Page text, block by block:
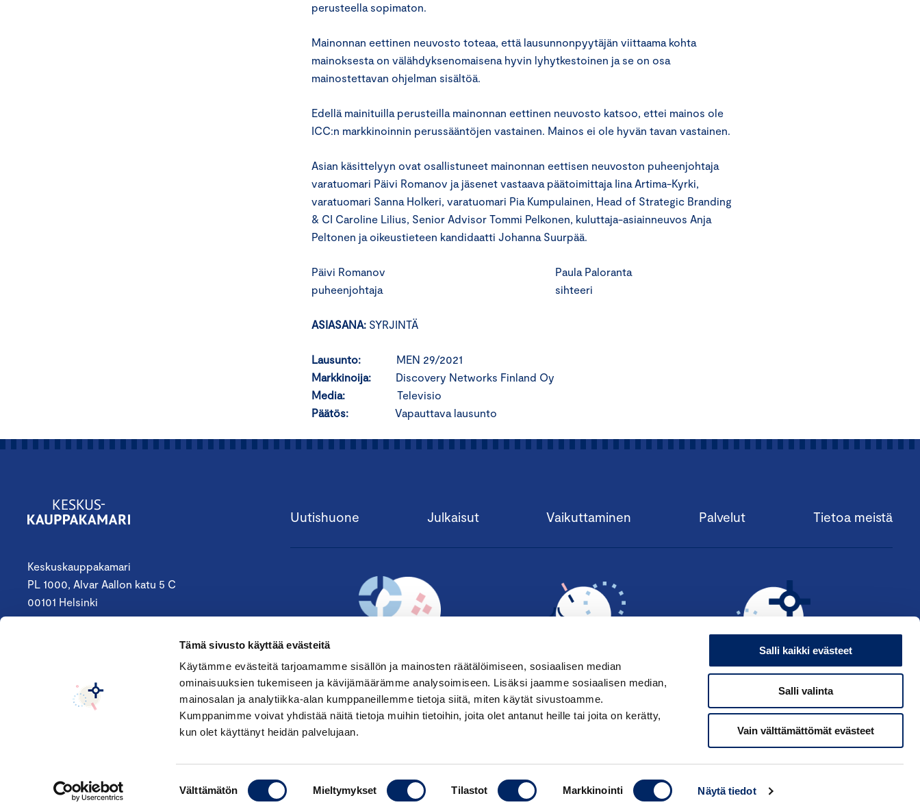
Tämä sivusto käyttää evästeitä
Käytämme evästeitä tarjoamamme sisällön ja mainosten räätälöimiseen, sosiaalisen median
ominaisuuksien tukemiseen ja kävijämäärämme analysoimiseen. Lisäksi jaamme sosiaalisen median,
mainosalan ja analytiikka-alan kumppaneillemme tietoja siitä, miten käytät sivustoamme.
Kumppanimme voivat yhdistää näitä tietoja muihin tietoihin, joita olet antanut heille tai joita on kerätty,
kun olet käyttänyt heidän palvelujaan.
Välttämätön Mieltymykset Tilastot Markkinointi Näytä tiedot
Salli kaikki evästeet
Salli valinta
Vain välttämättömät evästeet
perusteella sopimaton.
Mainonnan eettinen neuvosto toteaa, että lausunnonpyytäjän viittaama kohta
mainoksesta on välähdyksenomaisena hyvin lyhytkestoinen ja se on osa
mainostettavan ohjelman sisältöä.
Edellä mainituilla perusteilla mainonnan eettinen neuvosto katsoo, ettei mainos ole
ICC:n markkinoinnin perussääntöjen vastainen. Mainos ei ole hyvän tavan vastainen.
Asian käsittelyyn ovat osallistuneet mainonnan eettisen neuvoston puheenjohtaja
varatuomari Päivi Romanov ja jäsenet vastaava päätoimittaja Iina Artima-Kyrki,
varatuomari Sanna Holkeri, varatuomari Pia Kumpulainen, Head of Strategic Branding
& CI Caroline Lilius, Senior Advisor Tommi Pelkonen, kuluttaja-asiainneuvos Anja
Peltonen ja oikeustieteen kandidaatti Johanna Suurpää.
Päivi Romanov Paula Paloranta
puheenjohtaja sihteeri
ASIASANA: SYRJINTÄ
Lausunto: MEN 29/2021
Markkinoija: Discovery Networks Finland Oy
Media: Televisio
Päätös: Vapauttava lausunto
Keskuskauppakamari
PL 1000, Alvar Aallon katu 5 C
00101 Helsinki
keskuskauppakamari@chamber.fi
Seuraa meitä:
Uutishuone Julkaisut Vaikuttaminen Palvelut Tietoa meistä
TILAA UUTISKIRJE › LIITY JÄSENEKSI › HAE ANSIOMERKKIÄ ›
© Keskuskauppakamari 2026 Saavutettavuusseloste Keskuskauppakamarin tietosuojaseloste